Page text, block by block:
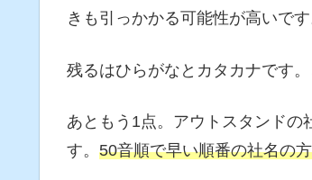
きも引っかかる可能性が高いで
残るはひらがなとカタカナです
あともう1点。アウトスタンド
す。 50音順で早い順番の社名の